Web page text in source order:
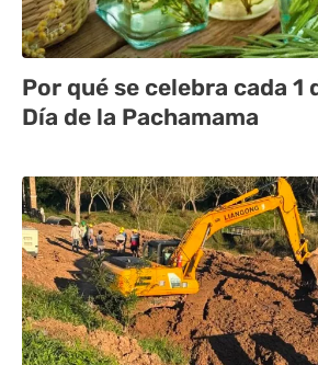
Por qué se celebra cada 1
Día de la Pachamama